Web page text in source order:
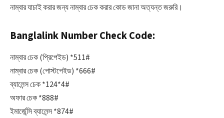
নাম্বার যাচাই করার জন্য নাম্বার চেক করার কোড জানা অত্যন্ত জরুরি।
Banglalink Number Check Code:
নাম্বার চেক (প্রিপেইড) *511#
নাম্বার চেক (পোস্টপেইড) *666#
ব্যালেন্স চেক *124*4#
অফার চেক *888#
ইমার্জেন্সি ব্যালেন্স *874#